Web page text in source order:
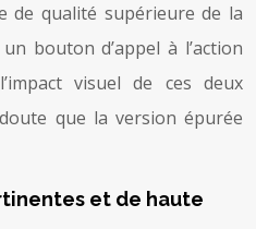
de qualité supérieure de la
bouton d’appel à l’action
visuel de ces deux
que la version épurée
et de haute